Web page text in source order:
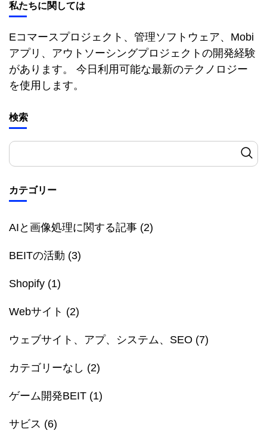
私たちに関しては
Eコマースプロジェクト、管理ソフトウェア、Mobi
アプリ、アウトソーシングプロジェクトの開発経験
があります。 今日利用可能な最新のテクノロジー
を使用します。
検索
カテゴリー
AIと画像処理に関する記事 (2)
BEITの活動 (3)
Shopify (1)
Webサイト (2)
ウェブサイト、アプ、システム、SEO (7)
カテゴリーなし (2)
ゲーム開発BEIT (1)
サビス (6)